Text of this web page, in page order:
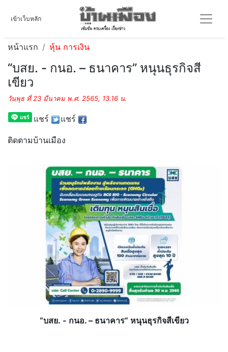
เข้าเว็บหลัก
หน้าแรก หุ้น การเงิน
“บสย. - กนอ. – ธนาคาร” หนุนธุรกิจสี
เขียว
วันพุธ ที่ 23 มีนาคม พ.ศ. 2565, 13.16 น.
แชร์ แชร์
ติดตามบ้านเมือง
“บสย. - กนอ. – ธนาคาร” หนุนธุรกิจสีเขียว